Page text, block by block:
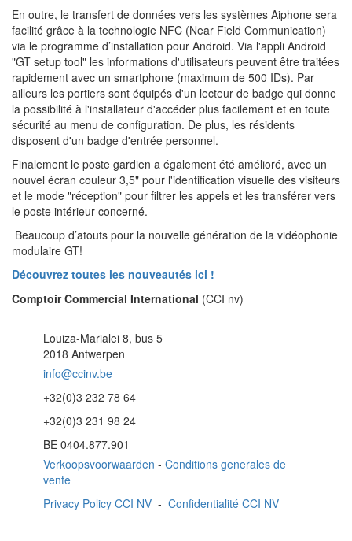
En outre, le transfert de données vers les systèmes Aiphone sera
facilité grâce à la technologie NFC (Near Field Communication)
via le programme d’installation pour Android. Via l'appli Android
"GT setup tool" les informations d'utilisateurs peuvent être traitées
rapidement avec un smartphone (maximum de 500 IDs). Par
ailleurs les portiers sont équipés d'un lecteur de badge qui donne
la possibilité à l'installateur d'accéder plus facilement et en toute
sécurité au menu de configuration. De plus, les résidents
disposent d'un badge d'entrée personnel.
Finalement le poste gardien a également été amélioré, avec un
nouvel écran couleur 3,5" pour l'identification visuelle des visiteurs
et le mode "réception" pour filtrer les appels et les transférer vers
le poste intérieur concerné.
Beaucoup d’atouts pour la nouvelle génération de la vidéophonie
modulaire GT!
Découvrez toutes les nouveautés ici !
Comptoir Commercial International (CCI nv)
Louiza-Marialei 8, bus 5
2018 Antwerpen
info@ccinv.be
+32(0)3 232 78 64
+32(0)3 231 98 24
BE 0404.877.901
Verkoopsvoorwaarden - Conditions generales de
vente
Privacy Policy CCI NV - Confidentialité CCI NV